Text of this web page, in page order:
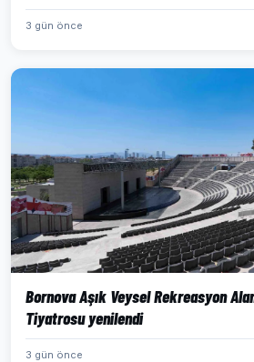
3 gün önce
Bornova Aşık Veysel Rekreasyon
Tiyatrosu yenilendi
3 gün önce